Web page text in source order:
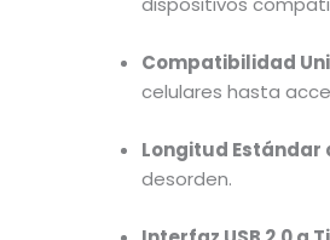
Compatibilidad
celulares hasta
Longitud Estándar
desorden.